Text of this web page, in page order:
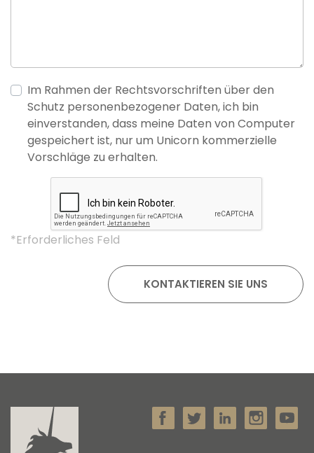
Im Rahmen der Rechtsvorschriften über den
Schutz personenbezogener Daten, ich bin
einverstanden, dass meine Daten von Computer
gespeichert ist, nur um Unicorn kommerzielle
Vorschläge zu erhalten.
*Erforderliches Feld